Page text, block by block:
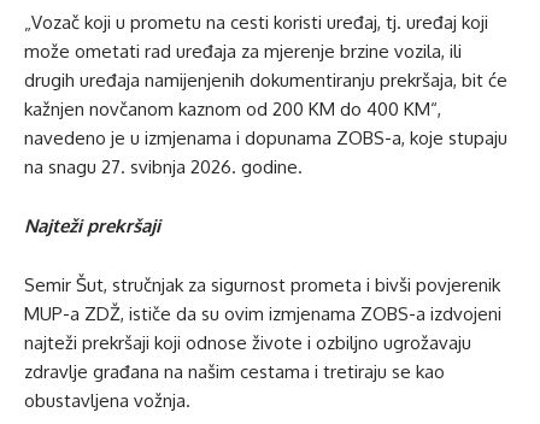
„Vozač koji u prometu na cesti koristi uređaj, tj. uređaj koji
može ometati rad uređaja za mjerenje brzine vozila, ili
drugih uređaja namijenjenih dokumentiranju prekršaja, bit će
kažnjen novčanom kaznom od 200 KM do 400 KM“,
navedeno je u izmjenama i dopunama ZOBS-a, koje stupaju
na snagu 27. svibnja 2026. godine.
Najteži prekršaji
Semir Šut, stručnjak za sigurnost prometa i bivši povjerenik
MUP-a ZDŽ, ističe da su ovim izmjenama ZOBS-a izdvojeni
najteži prekršaji koji odnose živote i ozbiljno ugrožavaju
zdravlje građana na našim cestama i tretiraju se kao
obustavljena vožnja.